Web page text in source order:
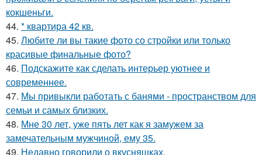
кокшеньги.
44. * квартира 42 кв.
45. Любите ли вы такие фото со стройки или только
красивые финальные фото?
46. Подскажите как сделать интерьер уютнее и
современнее.
47. Мы привыкли работать с банями - пространством для
семьи и самых близких.
48. Мне 30 лет, уже пять лет как я замужем за
замечательным мужчиной, ему 35.
49. Недавно говорили о вкусняшках.